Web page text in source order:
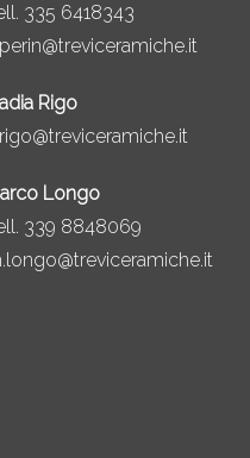
335 6418343
Rigo
Longo
339 8848069